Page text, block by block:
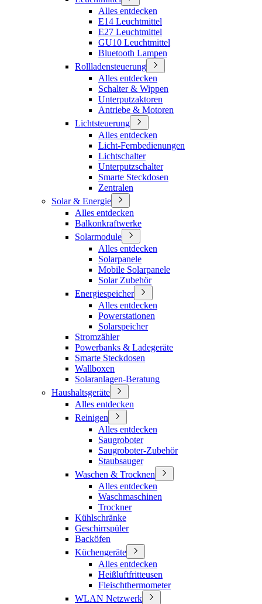
Alles entdecken
E14 Leuchtmittel
E27 Leuchtmittel
GU10 Leuchtmittel
Bluetooth Lampen
Rollladensteuerung
Alles entdecken
Schalter & Wippen
Unterputzaktoren
Antriebe & Motoren
Lichtsteuerung
Alles entdecken
Licht-Fernbedienungen
Lichtschalter
Unterputzschalter
Smarte Steckdosen
Zentralen
Solar & Energie
Alles entdecken
Balkonkraftwerke
Solarmodule
Alles entdecken
Solarpanele
Mobile Solarpanele
Solar Zubehör
Energiespeicher
Alles entdecken
Powerstationen
Solarspeicher
Stromzähler
Powerbanks & Ladegeräte
Smarte Steckdosen
Wallboxen
Solaranlagen-Beratung
Haushaltsgeräte
Alles entdecken
Reinigen
Alles entdecken
Saugroboter
Saugroboter-Zubehör
Staubsauger
Waschen & Trocknen
Alles entdecken
Waschmaschinen
Trockner
Kühlschränke
Geschirrspüler
Backöfen
Küchengeräte
Alles entdecken
Heißluftfritteusen
Fleischthermometer
WLAN Netzwerk